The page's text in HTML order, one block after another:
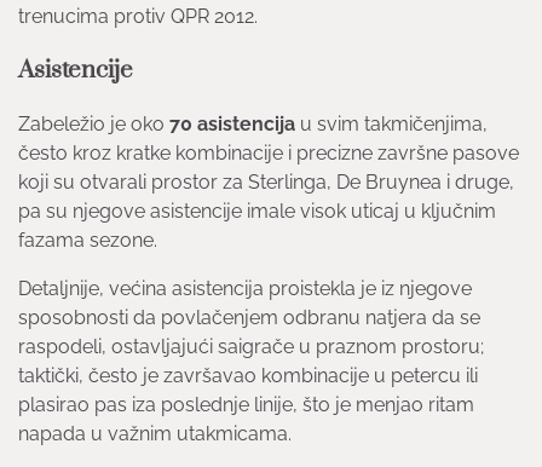
trenucima protiv QPR 2012.
Asistencije
Zabeležio je oko 70 asistencija u svim takmičenjima,
često kroz kratke kombinacije i precizne završne pasove
koji su otvarali prostor za Sterlinga, De Bruynea i druge,
pa su njegove asistencije imale visok uticaj u ključnim
fazama sezone.
Detaljnije, većina asistencija proistekla je iz njegove
sposobnosti da povlačenjem odbranu natjera da se
raspodeli, ostavljajući saigrače u praznom prostoru;
taktički, često je završavao kombinacije u petercu ili
plasirao pas iza poslednje linije, što je menjao ritam
napada u važnim utakmicama.